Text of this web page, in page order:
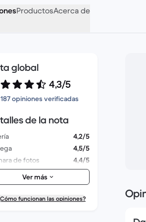
ProductosAcerca de
global
4,3/5
187 opiniones verificadas
de la nota
4,2/5
4,5/5
de fotos
4,4/5
4,2/5
4,4/5
global
4,2/5
Ver más
funcionan las opiniones?